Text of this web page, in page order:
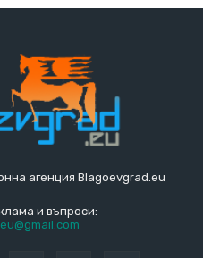
агенция Blagoevgrad.eu
и въпроси: